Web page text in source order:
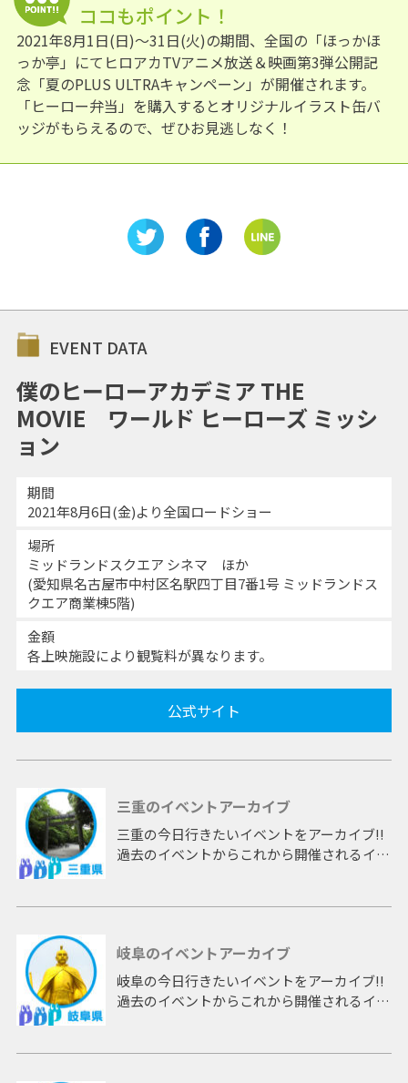
ココもポイント！
2021年8月1日(日)～31日(火)の期間、全国の「ほっかほ
っか亭」にてヒロアカTVアニメ放送＆映画第3弾公開記
念「夏のPLUS ULTRAキャンペーン」が開催されます。
「ヒーロー弁当」を購入するとオリジナルイラスト缶バ
ッジがもらえるので、ぜひお見逃しなく！
EVENT DATA
僕のヒーローアカデミア THE
MOVIE ワールド ヒーローズ ミッシ
ョン
期間
2021年8月6日(金)より全国ロードショー
場所
ミッドランドスクエア シネマ ほか
(愛知県名古屋市中村区名駅四丁目7番1号 ミッドランドス
クエア商業棟5階)
金額
各上映施設により観覧料が異なります。
公式サイト
三重のイベントアーカイブ
三重の今日行きたいイベントをアーカイブ!!
過去のイベントからこれから開催されるイベ
岐阜のイベントアーカイブ
岐阜の今日行きたいイベントをアーカイブ!!
過去のイベントからこれから開催されるイベ